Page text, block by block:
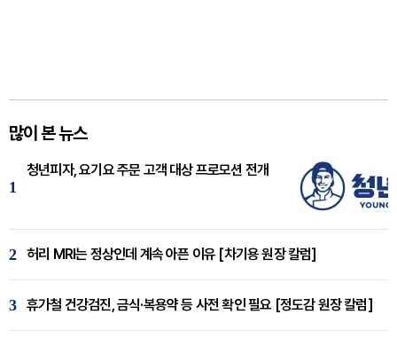
많이 본 뉴스
1
청년피자, 요기요 주문 고객 대상 프로모션 전개
2 허리 MRI는 정상인데 계속 아픈 이유 [차기용 원장 칼럼]
3 휴가철 건강검진, 금식·복용약 등 사전 확인 필요 [정도감 원장 칼럼]